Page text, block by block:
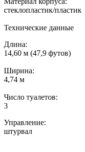
стеклопластик/пластик
Технические данные
Длина:
14,60 м (47,9 футов)
Ширина:
4,74 м
Число туалетов:
3
Управление:
штурвал